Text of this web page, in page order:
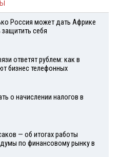
Россия может дать Африке
себя
ответят рублем: как в
бизнес телефонных
о начислении налогов в
— об итогах работы
по финансовому рынку в